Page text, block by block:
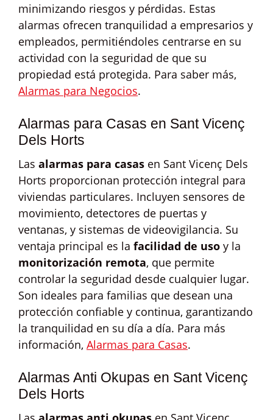
minimizando riesgos y pérdidas. Estas
alarmas ofrecen tranquilidad a empresarios y
empleados, permitiéndoles centrarse en su
actividad con la seguridad de que su
propiedad está protegida. Para saber más,
Alarmas para Negocios.
Alarmas para Casas en Sant Vicenç
Dels Horts
Las alarmas para casas en Sant Vicenç Dels
Horts proporcionan protección integral para
viviendas particulares. Incluyen sensores de
movimiento, detectores de puertas y
ventanas, y sistemas de videovigilancia. Su
ventaja principal es la facilidad de uso y la
monitorización remota, que permite
controlar la seguridad desde cualquier lugar.
Son ideales para familias que desean una
protección confiable y continua, garantizando
la tranquilidad en su día a día. Para más
información, Alarmas para Casas.
Alarmas Anti Okupas en Sant Vicenç
Dels Horts